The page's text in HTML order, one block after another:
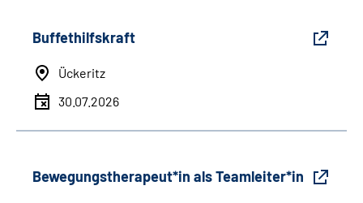
Buffethilfskraft
Ückeritz
30.07.2026
Bewegungstherapeut*in als Teamleiter*in